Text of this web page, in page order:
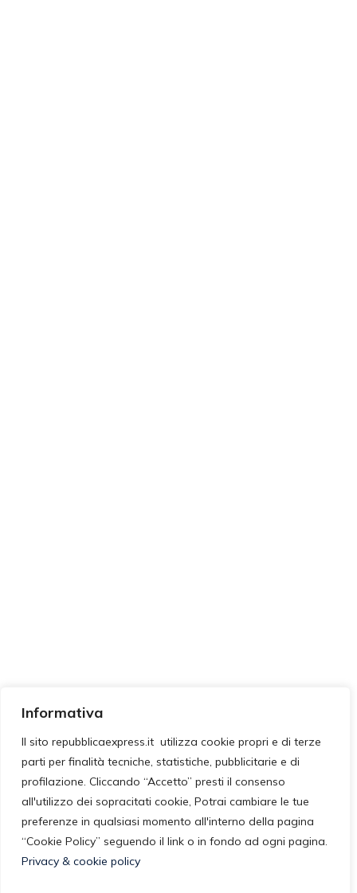
Informativa
Il sito repubblicaexpress.it utilizza cookie propri e di terze
parti per finalità tecniche, statistiche, pubblicitarie e di
profilazione. Cliccando “Accetto” presti il consenso
all'utilizzo dei sopracitati cookie, Potrai cambiare le tue
preferenze in qualsiasi momento all'interno della pagina
“Cookie Policy” seguendo il link o in fondo ad ogni pagina.
Privacy & cookie policy